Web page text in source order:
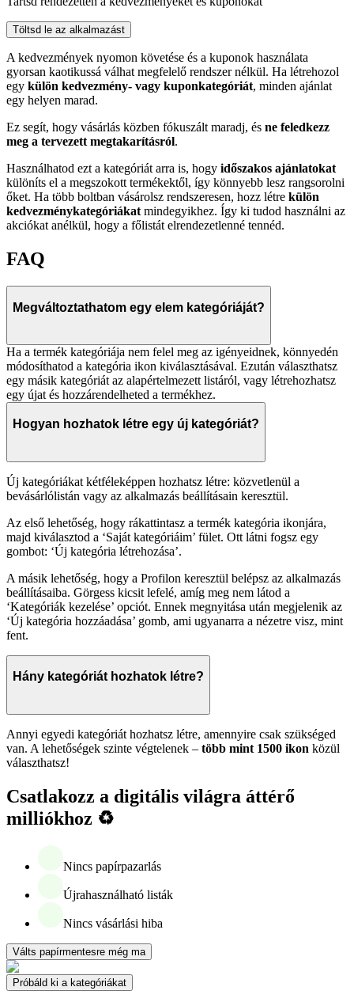
Töltsd le az alkalmazást
A kedvezmények nyomon követése és a kuponok használata
gyorsan kaotikussá válhat megfelelő rendszer nélkül. Ha létrehozol
egy külön kedvezmény- vagy kuponkategóriát, minden ajánlat
egy helyen marad.
Ez segít, hogy vásárlás közben fókuszált maradj, és ne feledkezz
meg a tervezett megtakarításról.
Használhatod ezt a kategóriát arra is, hogy időszakos ajánlatokat
különíts el a megszokott termékektől, így könnyebb lesz rangsorolni
őket. Ha több boltban vásárolsz rendszeresen, hozz létre külön
kedvezménykategóriákat mindegyikhez. Így ki tudod használni az
akciókat anélkül, hogy a főlistát elrendezetlenné tennéd.
FAQ
Megváltoztathatom egy elem kategóriáját?
Ha a termék kategóriája nem felel meg az igényeidnek, könnyedén
módosíthatod a kategória ikon kiválasztásával. Ezután választhatsz
egy másik kategóriát az alapértelmezett listáról, vagy létrehozhatsz
egy újat és hozzárendelheted a termékhez.
Hogyan hozhatok létre egy új kategóriát?
Új kategóriákat kétféleképpen hozhatsz létre: közvetlenül a
bevásárlólistán vagy az alkalmazás beállításain keresztül.
Az első lehetőség, hogy rákattintasz a termék kategória ikonjára,
majd kiválasztod a ‘Saját kategóriáim’ fület. Ott látni fogsz egy
gombot: ‘Új kategória létrehozása’.
A másik lehetőség, hogy a Profilon keresztül belépsz az alkalmazás
beállításaiba. Görgess kicsit lefelé, amíg meg nem látod a
‘Kategóriák kezelése’ opciót. Ennek megnyitása után megjelenik az
‘Új kategória hozzáadása’ gomb, ami ugyanarra a nézetre visz, mint
fent.
Hány kategóriát hozhatok létre?
Annyi egyedi kategóriát hozhatsz létre, amennyire csak szükséged
van. A lehetőségek szinte végtelenek – több mint 1500 ikon közül
választhatsz!
Csatlakozz a digitális világra áttérő
milliókhoz ♻️
Nincs papírpazarlás
Újrahasználható listák
Nincs vásárlási hiba
Válts papírmentesre még ma
Próbáld ki a kategóriákat